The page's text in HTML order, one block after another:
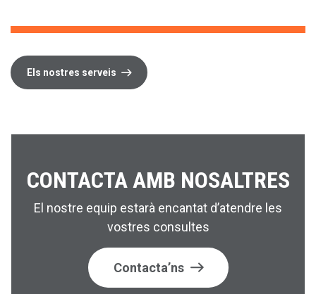
Els nostres serveis
CONTACTA AMB NOSALTRES
El nostre equip estarà encantat d’atendre les
vostres consultes
Contacta’ns